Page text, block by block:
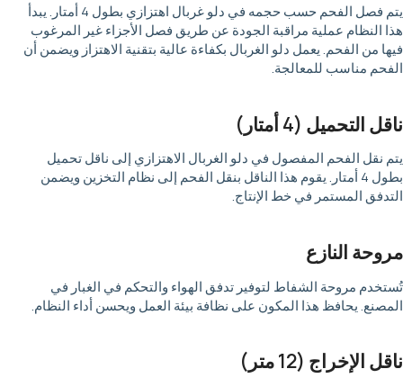
يتم فصل الفحم حسب حجمه في دلو غربال اهتزازي بطول 4 أمتار. يبدأ
هذا النظام عملية مراقبة الجودة عن طريق فصل الأجزاء غير المرغوب
فيها من الفحم. يعمل دلو الغربال بكفاءة عالية بتقنية الاهتزاز ويضمن أن
الفحم مناسب للمعالجة.
ناقل التحميل (4 أمتار)
يتم نقل الفحم المفصول في دلو الغربال الاهتزازي إلى ناقل تحميل
بطول 4 أمتار. يقوم هذا الناقل بنقل الفحم إلى نظام التخزين ويضمن
التدفق المستمر في خط الإنتاج.
مروحة النازع
تُستخدم مروحة الشفاط لتوفير تدفق الهواء والتحكم في الغبار في
المصنع. يحافظ هذا المكون على نظافة بيئة العمل ويحسن أداء النظام.
ناقل الإخراج (12 متر)